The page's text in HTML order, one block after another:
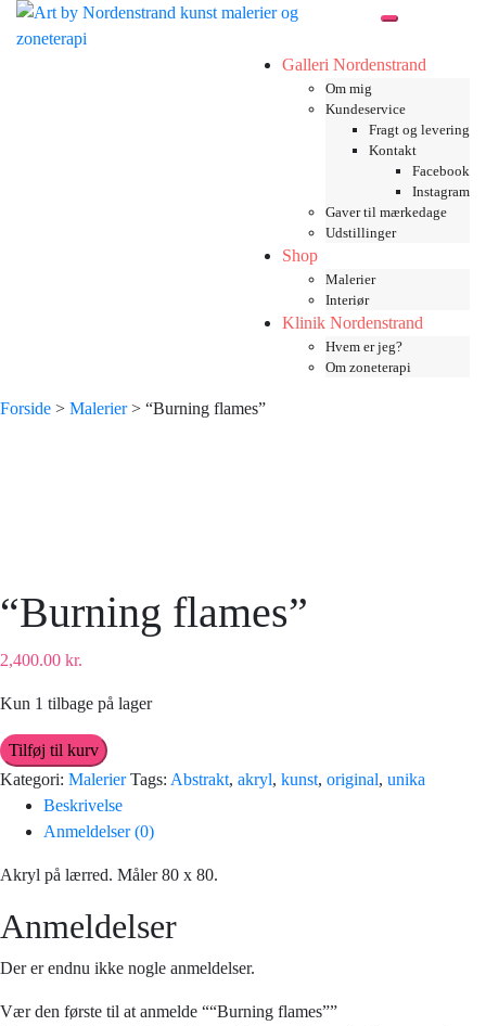
Skip
Galleri Nordenstrand
Om mig
Kundeservice
Fragt og levering
Kontakt
Facebook
Instagram
Gaver til mærkedage
Udstillinger
Shop
Malerier
Interiør
Klinik Nordenstrand
Hvem er jeg?
Om zoneterapi
Forside > Malerier> “Burning flames”
“Burning flames”
2,400.00 kr.
Kun 1 tilbage på lager
"Burning
flames"
Tilføj til kurv
Kategori: Malerier Tags: Abstrakt, akryl, kunst, original, unika
Beskrivelse
Anmeldelser (0)
Akryl på lærred. Måler 80 x 80.
Anmeldelser
Der er endnu ikke nogle anmeldelser.
Vær den første til at anmelde ““Burning flames””